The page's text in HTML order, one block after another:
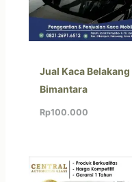
Jual Kaca Belakang
Bimantara
Rp100.000